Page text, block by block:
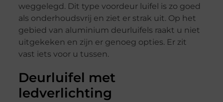
weggelegd. Dit type voordeur luifel is zo goed
als onderhoudsvrij en ziet er strak uit. Op het
gebied van aluminium deurluifels raakt u niet
uitgekeken en zijn er genoeg opties. Er zit
vast iets voor u tussen.
Deurluifel met
ledverlichting